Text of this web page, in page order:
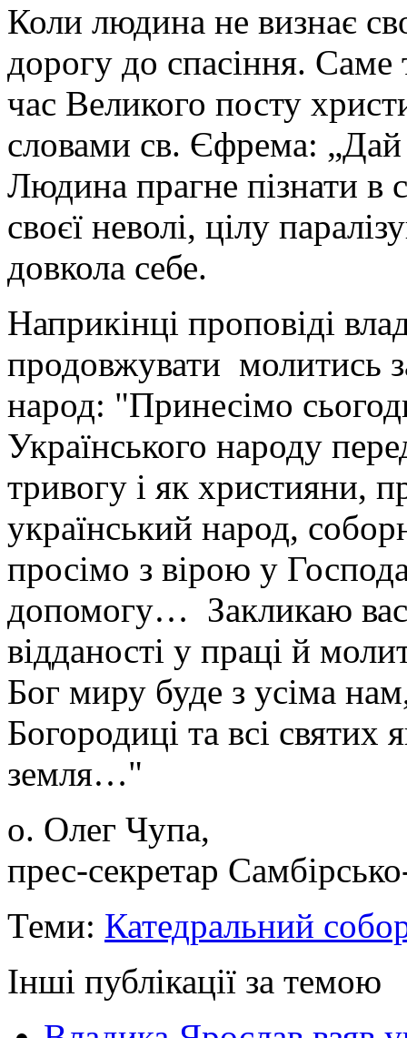
Коли людина не визнає
дорогу до спасіння.
час Великого посту
словами св. Єфрема: „Дай
Людина прагне пізнати в
своєї неволі, цілу
довкола себе.
Наприкінці проповіді
продовжувати молитись
народ: "Принесімо
Українського народу
тривогу і як християни,
український народ,
просімо з вірою у
допомогу… Закликаю вас
відданості у праці й
Бог миру буде з усіма
Богородиці та всі святих
земля…"
о. Олег Чупа,
прес-секретар
Теми: Катедральний
Інші публікації за темою